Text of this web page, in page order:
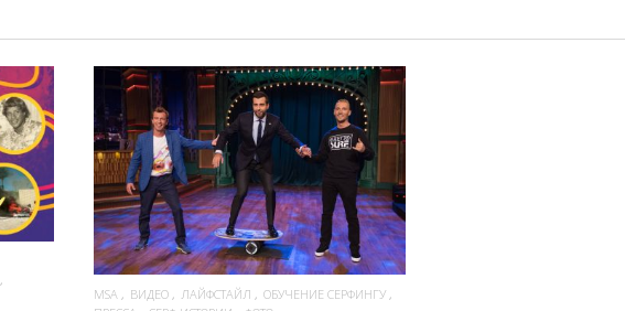
ПОСМОТРЕТЬ
MSA ВИДЕО ЛАЙФСТАЙЛ
ОБУЧЕНИЕ СЕРФИНГУ